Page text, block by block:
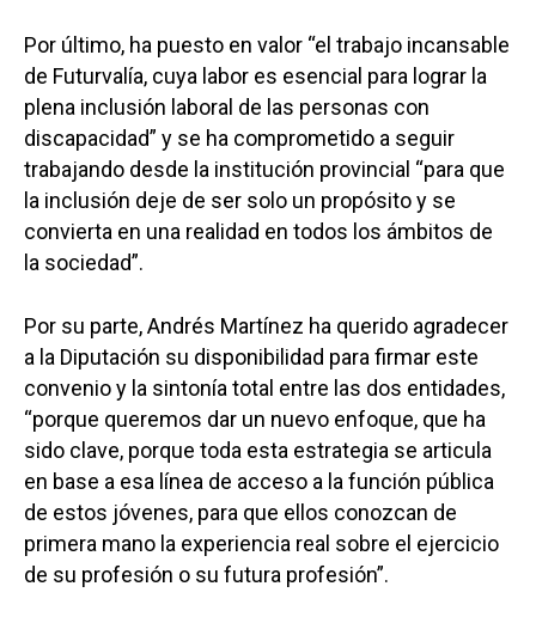
Por último, ha puesto en valor “el trabajo incansable
de Futurvalía, cuya labor es esencial para lograr la
plena inclusión laboral de las personas con
discapacidad” y se ha comprometido a seguir
trabajando desde la institución provincial “para que
la inclusión deje de ser solo un propósito y se
convierta en una realidad en todos los ámbitos de
la sociedad”.
Por su parte, Andrés Martínez ha querido agradecer
a la Diputación su disponibilidad para firmar este
convenio y la sintonía total entre las dos entidades,
“porque queremos dar un nuevo enfoque, que ha
sido clave, porque toda esta estrategia se articula
en base a esa línea de acceso a la función pública
de estos jóvenes, para que ellos conozcan de
primera mano la experiencia real sobre el ejercicio
de su profesión o su futura profesión”.